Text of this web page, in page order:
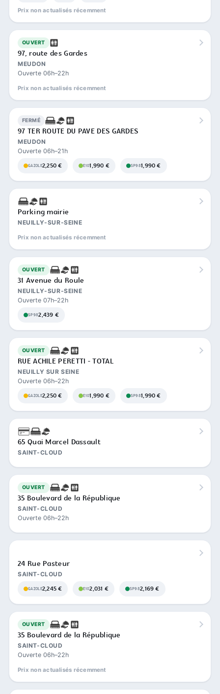
Prix non actualisés récemment
OUVERT
97, route des Gardes
MEUDON
Ouverte 06h–22h
Prix non actualisés récemment
FERMÉ
97 TER ROUTE DU PAVE DES GARDES
MEUDON
Ouverte 06h–21h
GAZOLE2,250 € E101,990 € SP981,990 €
Parking mairie
NEUILLY-SUR-SEINE
Prix non actualisés récemment
OUVERT
31 Avenue du Roule
NEUILLY-SUR-SEINE
Ouverte 07h–22h
SP982,439 €
OUVERT
RUE ACHILE PERETTI - TOTAL
NEUILLY SUR SEINE
Ouverte 06h–22h
GAZOLE2,250 € E101,990 € SP981,990 €
65 Quai Marcel Dassault
SAINT-CLOUD
OUVERT
35 Boulevard de la République
SAINT-CLOUD
Ouverte 06h–22h
24 Rue Pasteur
SAINT-CLOUD
GAZOLE2,245 € E102,031 € SP982,169 €
OUVERT
35 Boulevard de la République
SAINT-CLOUD
Ouverte 06h–22h
Prix non actualisés récemment